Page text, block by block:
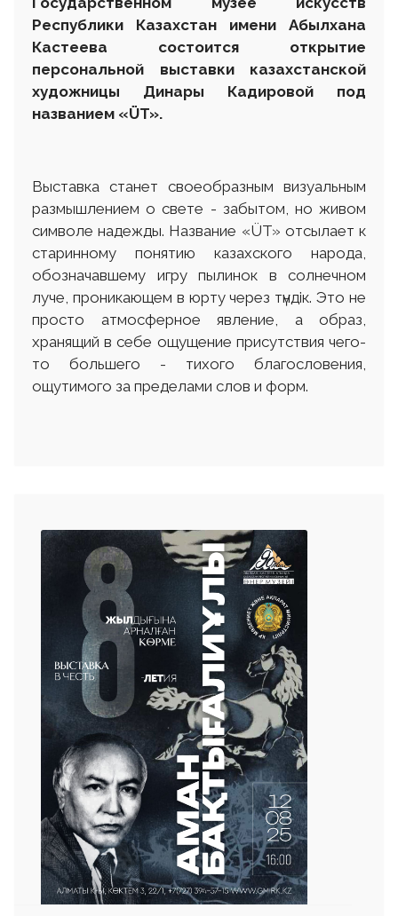
Республики Казахстан имени Абылхана
Кастеева состоится открытие
персональной выставки казахстанской
художницы Динары Кадировой под
названием «ÜT».
Выставка станет своеобразным визуальным
размышлением о свете - забытом, но живом
символе надежды. Название «ÜT» отсылает к
старинному понятию казахского народа,
обозначавшему игру пылинок в солнечном
луче, проникающем в юрту через түндiк. Это не
просто атмосферное явление, а образ,
хранящий в себе ощущение присутствия чего-
то большего - тихого благословения,
ощутимого за пределами слов и форм.